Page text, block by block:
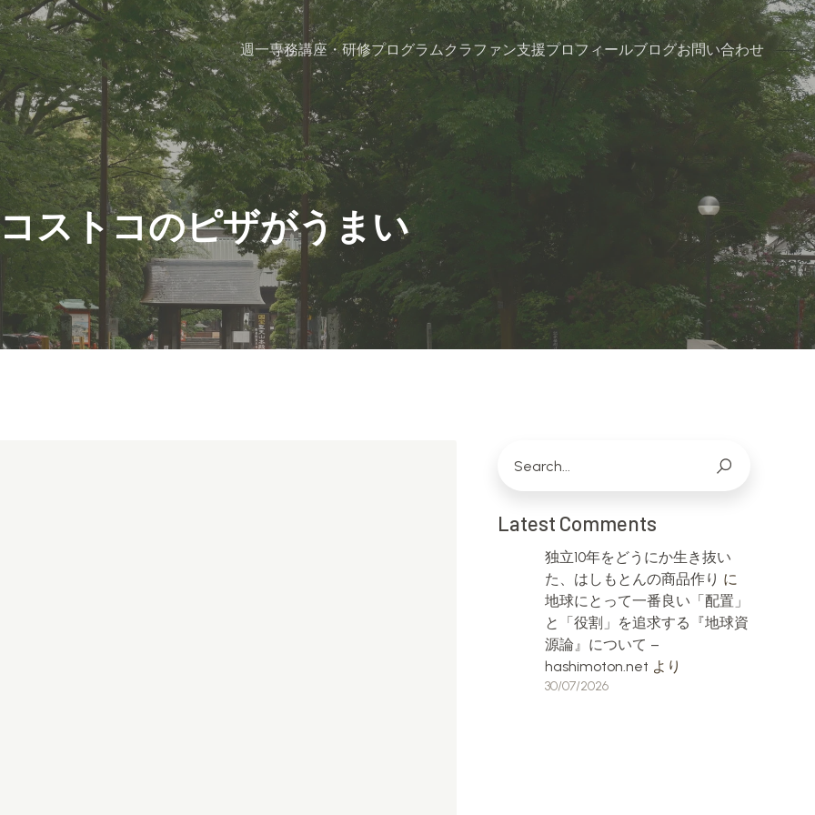
週一専務講座・研修プログラムクラファン支援プロフィールブログお問い合わせ
ストコのピザがうまい
Latest Comments
独立10年をどうにか生き抜い
た、はしもとんの商品作り に
地球にとって一番良い「配置」
と「役割」を追求する『地球資
源論』について –
hashimoton.net より
30/07/2026